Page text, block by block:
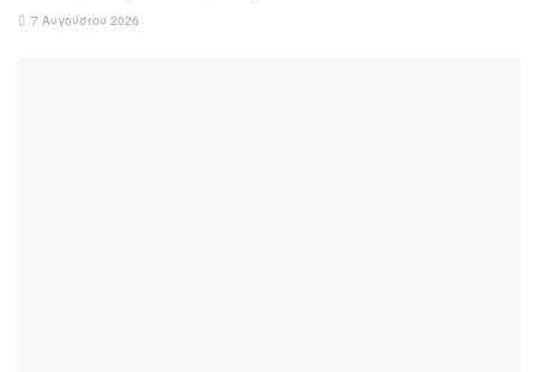
7 Αυγούστου 2026